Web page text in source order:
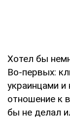
Хотел бы
Во-первых:
украинцами
отношение к
бы не делал